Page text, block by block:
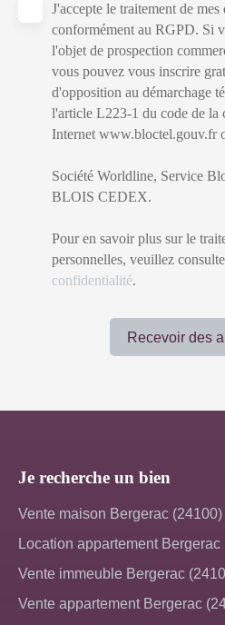
J'accepte le traitement de
conformément au RGPD. Si
l'objet de prospection
vous pouvez vous inscrire
d'opposition au démarchage
l'article L223-1 du code de la
Internet www.bloctel.gouv.fr
Société Worldline, Service
BLOIS CEDEX.
Pour en savoir plus sur le
personnelles, veuillez
confidentialité.
Recevoir des
Je recherche un bien
Vente maison Bergerac (24100)
Location appartement Bergerac
Vente immeuble Bergerac
Vente appartement Bergerac